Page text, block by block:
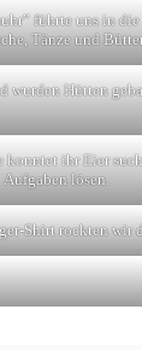
führte uns in
Tänze und
wurden Hütten
konntet ihr Eier
Aufgaben lösen.
Shirt rockten wir